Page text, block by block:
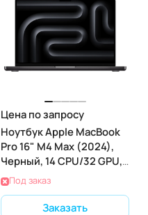
Цена по запросу
Ноутбук Apple MacBook
Pro 16" M4 Max (2024),
Черный, 14 CPU/32 GPU,
64 RAM 2ТБ SSD
Под заказ
Заказать